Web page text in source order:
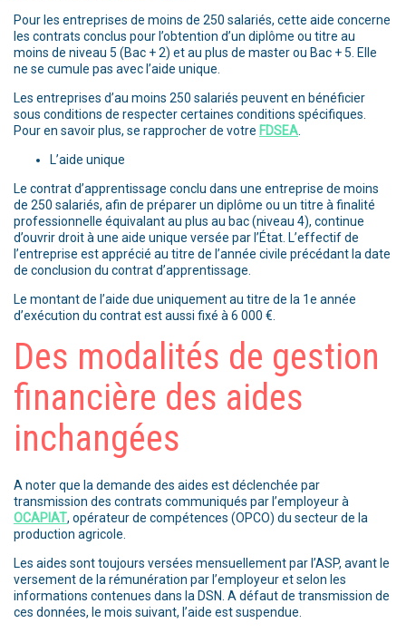
Pour les entreprises de moins de 250 salariés, cette aide concerne
les contrats conclus pour l’obtention d’un diplôme ou titre au
moins de niveau 5 (Bac + 2) et au plus de master ou Bac + 5. Elle
ne se cumule pas avec l’aide unique.
Les entreprises d’au moins 250 salariés peuvent en bénéficier
sous conditions de respecter certaines conditions spécifiques.
Pour en savoir plus, se rapprocher de votre FDSEA.
L’aide unique
Le contrat d’apprentissage conclu dans une entreprise de moins
de 250 salariés, afin de préparer un diplôme ou un titre à finalité
professionnelle équivalant au plus au bac (niveau 4), continue
d’ouvrir droit à une aide unique versée par l’État. L’effectif de
l’entreprise est apprécié au titre de l’année civile précédant la date
de conclusion du contrat d’apprentissage.
Le montant de l’aide due uniquement au titre de la 1e année
d’exécution du contrat est aussi fixé à 6 000 €.
Des modalités de gestion
financière des aides
inchangées
A noter que la demande des aides est déclenchée par
transmission des contrats communiqués par l’employeur à
OCAPIAT, opérateur de compétences (OPCO) du secteur de la
production agricole.
Les aides sont toujours versées mensuellement par l’ASP, avant le
versement de la rémunération par l’employeur et selon les
informations contenues dans la DSN. A défaut de transmission de
ces données, le mois suivant, l’aide est suspendue.